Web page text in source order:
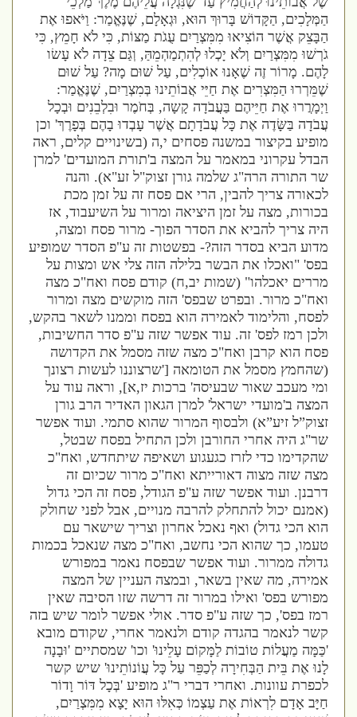
הַמְּלָכִים,הַקָּדוֹשׁ בָּרוּךְ הוּא,וּגְאָלָם,שֶׁנֶּאֱמַר:וַיֹּאפוּ אֶת
הַבָּצֵק אֲשֶׁר הוֹצִיאוּ מִמִּצְרַיִם עֻגֹת מַצּוֹת,כִּי לֹא חָמֵץ,כִּי
גֹרְשׁוּ מִמִּצְרַיִם וְלֹא יָכְלוּ לְהִתְמַהְמֵהַּ,וְגַּם צֵדָה לֹא עָשׂו
לָהֶם. מָרוֹר זֶה שֶׁאָנוּ אוֹכְלִים,עַל שׁוּם מָה?עַל שׁוּם
שֶׁמֵּרְרוּ הַמִּצְרִים אֶת חַיֵּי אֲבוֹתֵינוּ בְּמִצְרַיִם,שֶׁנֶּאֱמַר:
וַיְמָרֲרוּ אֶת חַיֵּיהֶם בַּעֲבֹדָה קָשָה,בְּחֹמֶר וּבִלְבֵנִים וּבְכָל
עֲבֹדָה בַּשָּׂדֶה אֶת כָּל עֲבֹדָתָם אֲשֶׁר עָבְדוּ בָהֶם בְּפָרֶךְ'וכן
מופיע בקיצור במשנה פסחים י, ה(בשינויים קלים,ראה
הבדל עקרוני במאמר על המצה ב תורת המועדים'למרן
שר התורה הרה"ג שלמה גורן זצוק"ל זע "א).והנה
לכאורה צריך להבין,הרי אם פסח זה על זמן מכת
בכורות,מצה על זמן היציאה ומרור על השיעבוד,אז
היה צריך להביא את הסדר הפוך-מרור פסח ומצה,
מדוע הביא בסדר הזה?-בפשטות זה ע "פ הסדר שמופיע
בפס'
"ואכלו את הבשר בלילה הזה צלי אש ומצות על
מררים יאכלהו" (שמות יב ,ח)קודם פסח ואח"כ מצה
ואח"כ מרור.ובפרט שבפס'הזה מוקשים מצה ומרור
לפסח,והלימוד לאמירה הוא בפסח וממנו לשאר בהקש,
ולכן רמז לפס'זה .עוד אפשר שזה ע "פ סדר החשיבות,
פסח הוא קרבן ואח"כ מצה שזה מסמל את הקדושה
שהחמץ מסמל את הטומאה[' שרצוננו לעשות רצונך
ומי מעכב שאור שבעיסה'ברכות יז א],וראה עוד על
המצה ב מועדי ישראל'למרן הגאון האדיר הרב גורן
זצוק”ל זיע”א)ולבסוף המרור שהוא סתמי.ועוד אפשר
שר"ג היה אחרי החורבן ולכן התחיל בפסח שבטל,
שהקדימו כדי לזרז כגעגוע ושאיפה שיתחדש,ואח"כ
מצה שזה מצוה דאורייתא ואח"כ מרור שכיום זה
דרבנן.ועוד אפשר שזה ע "פ הגודל,פסח זה הכי גדול
אמנם יכול להתחלק להרבה מנויים,אבל לפני שחולק
הוא הכי גדול)ואף נאכל אחרון וצריך שישאר עם
טעמו,כך שהוא הכי נחשב,ואח"כ מצה שנאכל בכמות
גדולה ממרור.ועוד אפשר שבפסח נאמר במפורש
אמירה,מה שאין בשאר,ובמצה העניין של המצה
מפורש בפס'ואילו במרור זה דרשה שזו הסיבה שאין
רמז בפס',כך שזה ע "פ סדר.אולי אפשר לומר שיש בזה
קשר לנאמר בהגדה קודם ולנאמר אחרי,שקודם מובא
כַּמָּה מַעֲלוֹת טוֹבוֹת לַמָּקוֹם עָלֵינוּ'וכו'שמסתיים'וּבָנָה
לָנוּ אֶת בֵּית הַבְּחִירָה לְכַפֵּר עַל כָּל עֲוֹנוֹתֵינוּ'שיש קשר
לכפרת עוונות.ואחרי דברי ר" ג מופיע'בְּכָל דּוֹר וָדוֹר
חַיָּב אָדָם לִרְאוֹת אֶת עַצְמוֹ כְּאִלּוּ הוּא יָצָא מִמִּצְרַיִם,